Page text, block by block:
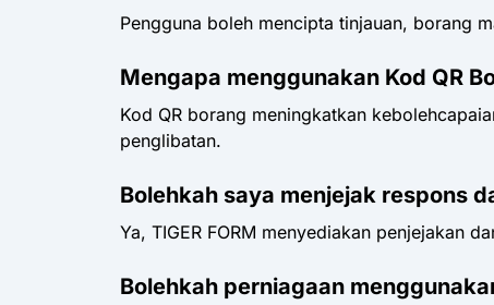
Pengguna boleh mencipta tinjauan, borang
Mengapa menggunakan Kod QR
Kod QR borang meningkatkan
penglibatan.
Bolehkah saya menjejak respons
Ya, TIGER FORM menyediakan penjejakan
Bolehkah perniagaan